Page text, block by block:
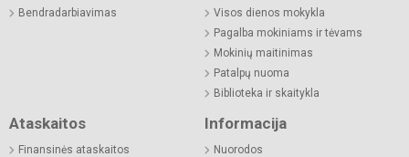
Bendradarbiavimas
Visos dienos mokykla
Pagalba mokiniams ir tėvams
Mokinių maitinimas
Patalpų nuoma
Biblioteka ir skaitykla
Ataskaitos
Finansinės ataskaitos
Informacija
Nuorodos